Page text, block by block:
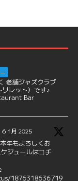
老舗ジャズクラブ
レット）です♪
Bar
6 1月 2025
本年もよろしくお
ジュールはコチ
1876318636719